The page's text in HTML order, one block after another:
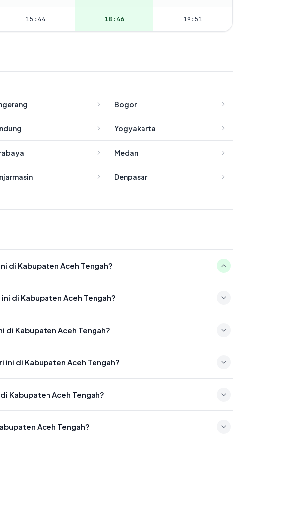
15:44 18:46 19:51
Bogor
Yogyakarta
Medan
Denpasar
di Kabupaten Aceh Tengah?
di Kabupaten Aceh Tengah?
di Kabupaten Aceh Tengah?
ini di Kabupaten Aceh Tengah?
Kabupaten Aceh Tengah?
Aceh Tengah?